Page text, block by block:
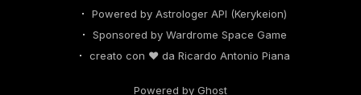
Powered by Astrologer API (Kerykeion)
Sponsored by Wardrome Space Game
creato con ❤️ da Ricardo Antonio Piana
Powered by Ghost